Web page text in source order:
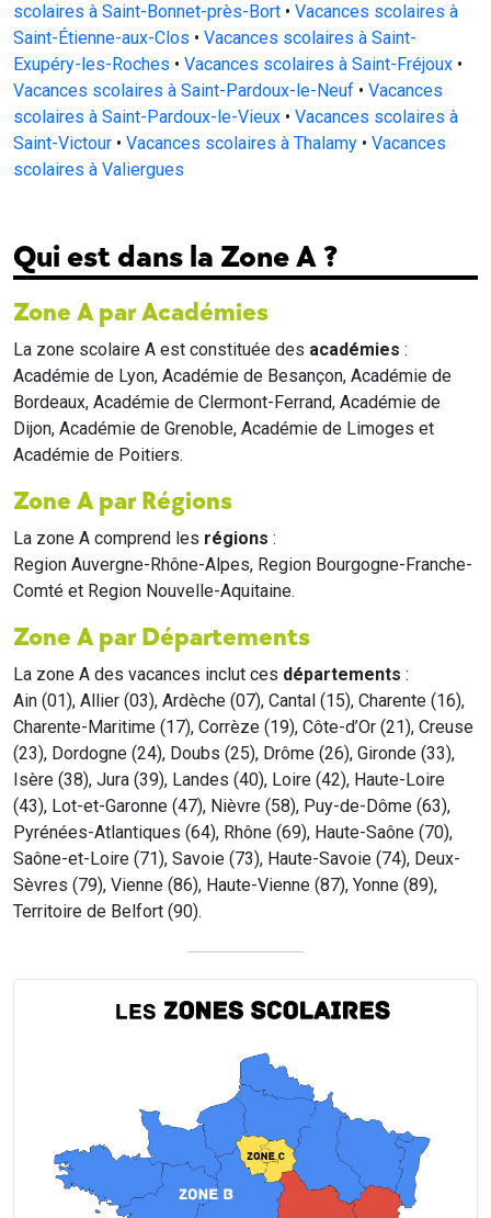
scolaires à Saint-Bonnet-près-Bort • Vacances scolaires à
Saint-Étienne-aux-Clos • Vacances scolaires à Saint-
Exupéry-les-Roches • Vacances scolaires à Saint-Fréjoux •
Vacances scolaires à Saint-Pardoux-le-Neuf • Vacances
scolaires à Saint-Pardoux-le-Vieux • Vacances scolaires à
Saint-Victour • Vacances scolaires à Thalamy • Vacances
scolaires à Valiergues
Qui est dans la Zone A ?
Zone A par Académies
La zone scolaire A est constituée des académies :
Académie de Lyon, Académie de Besançon, Académie de
Bordeaux, Académie de Clermont-Ferrand, Académie de
Dijon, Académie de Grenoble, Académie de Limoges et
Académie de Poitiers.
Zone A par Régions
La zone A comprend les régions :
Region Auvergne-Rhône-Alpes, Region Bourgogne-Franche-
Comté et Region Nouvelle-Aquitaine.
Zone A par Départements
La zone A des vacances inclut ces départements :
Ain (01), Allier (03), Ardèche (07), Cantal (15), Charente (16),
Charente-Maritime (17), Corrèze (19), Côte-d’Or (21), Creuse
(23), Dordogne (24), Doubs (25), Drôme (26), Gironde (33),
Isère (38), Jura (39), Landes (40), Loire (42), Haute-Loire
(43), Lot-et-Garonne (47), Nièvre (58), Puy-de-Dôme (63),
Pyrénées-Atlantiques (64), Rhône (69), Haute-Saône (70),
Saône-et-Loire (71), Savoie (73), Haute-Savoie (74), Deux-
Sèvres (79), Vienne (86), Haute-Vienne (87), Yonne (89),
Territoire de Belfort (90).